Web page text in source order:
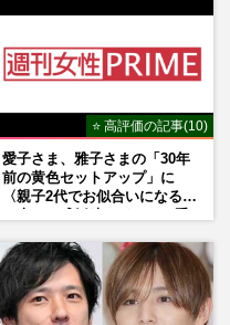
⭐ 高評価の記事(10)
愛子さま、雅子さまの「30年
前の黄色セットアップ」に
〈親子2代でお似合いになる〉